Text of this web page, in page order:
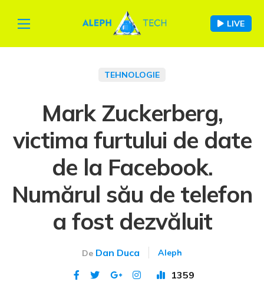
LIVE
TEHNOLOGIE
Mark Zuckerberg,
victima furtului de date
de la Facebook.
Numărul său de telefon
a fost dezvăluit
De Dan Duca Aleph
1359